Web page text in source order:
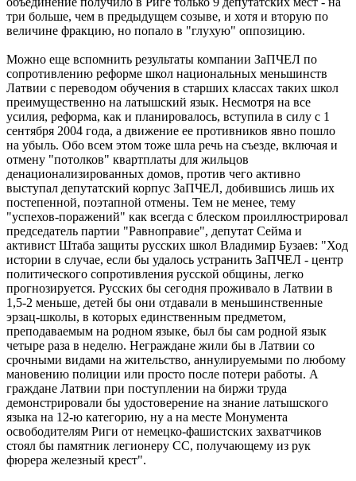
три больше, чем в предыдущем созыве, и хотя и вторую по
величине фракцию, но попало в "глухую" оппозицию.
Можно еще вспомнить результаты компании ЗаПЧЕЛ по
сопротивлению реформе школ национальных меньшинств
Латвии с переводом обучения в старших классах таких школ
преимущественно на латышский язык. Несмотря на все
усилия, реформа, как и планировалось, вступила в силу с 1
сентября 2004 года, а движение ее противников явно пошло
на убыль. Обо всем этом тоже шла речь на съезде, включая и
отмену "потолков" квартплаты для жильцов
денационализированных домов, против чего активно
выступал депутатский корпус ЗаПЧЕЛ, добившись лишь их
постепенной, поэтапной отмены. Тем не менее, тему
"успехов-поражений" как всегда с блеском проиллюстрировал
председатель партии "Равноправие", депутат Сейма и
активист Штаба защиты русских школ Владимир Бузаев: "Ход
истории в случае, если бы удалось устранить ЗаПЧЕЛ - центр
политического сопротивления русской общины, легко
прогнозируется. Русских бы сегодня проживало в Латвии в
1,5-2 меньше, детей бы они отдавали в меньшинственные
эрзац-школы, в которых единственным предметом,
преподаваемым на родном языке, был бы сам родной язык
четыре раза в неделю. Неграждане жили бы в Латвии со
срочными видами на жительство, аннулируемыми по любому
мановению полиции или просто после потери работы. А
граждане Латвии при поступлении на биржи труда
демонстрировали бы удостоверение на знание латышского
языка на 12-ю категорию, ну а на месте Монумента
освободителям Риги от немецко-фашистских захватчиков
стоял бы памятник легионеру СС, получающему из рук
фюрера железный крест".